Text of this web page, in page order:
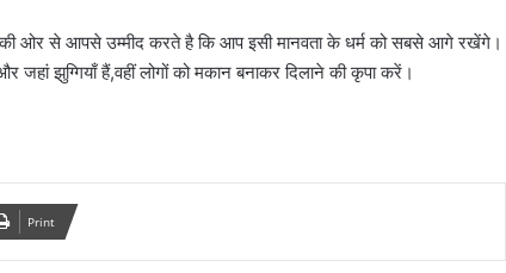
की ओर से आपसे उम्मीद करते है कि आप इसी मानवता के धर्म को सबसे आगे रखेंगे।
जहां झुग्गियाँ हैं,वहीं लोगों को मकान बनाकर दिलाने की कृपा करें।
Print